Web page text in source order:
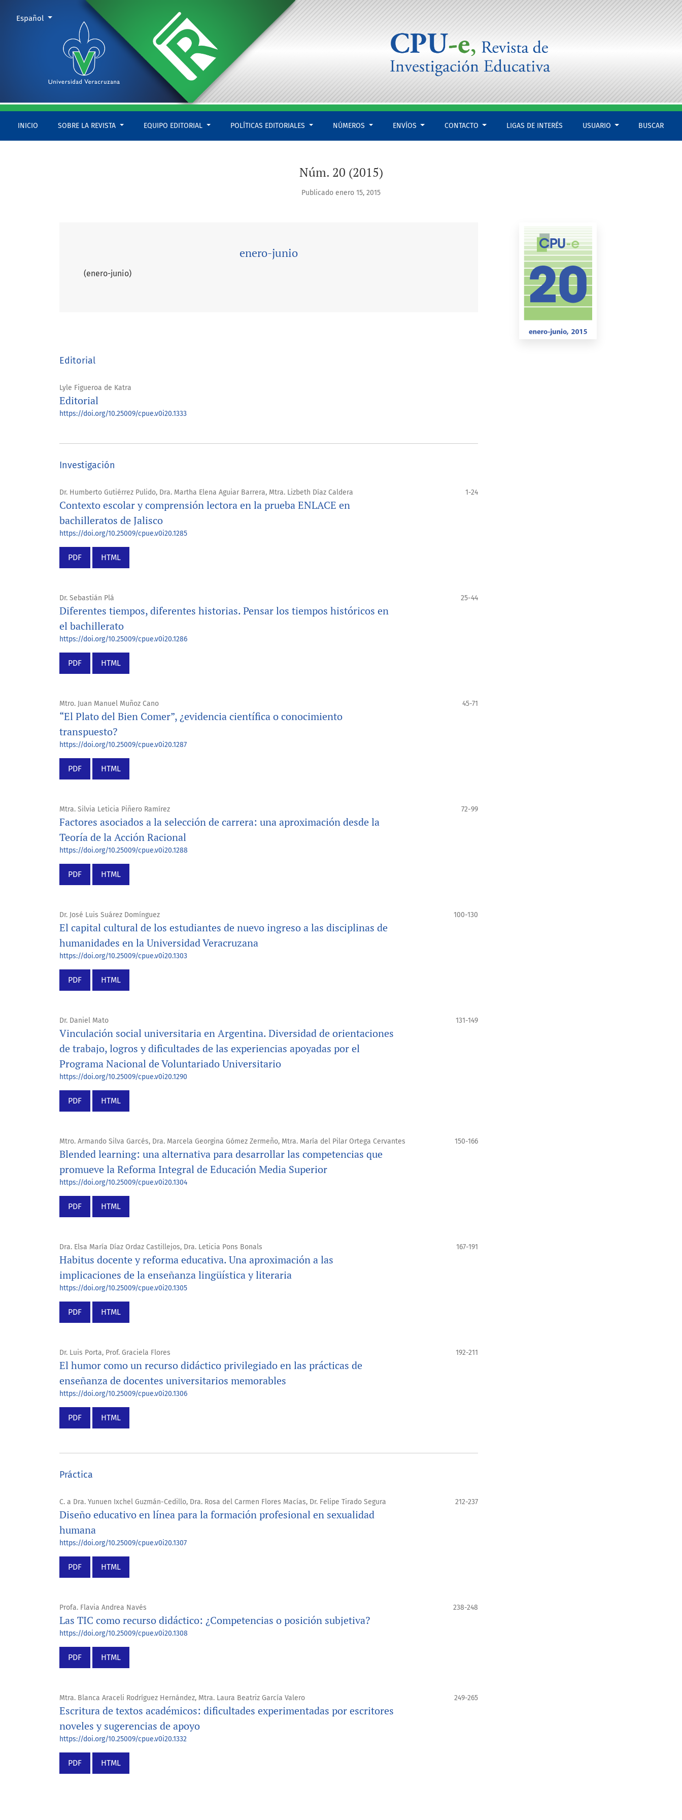
Núm. 20 (2015): enero-junio
INICIO SOBRE LA REVISTA EQUIPO EDITORIAL POLÍTICAS EDITORIALES NÚMEROS ENVÍOS CONTACTO LIGAS DE INTERÉS USUARIO BUSCAR
Cambiar el idioma. El actual es:
Español
Núm. 20 (2015)
Publicado enero 15, 2015
enero-junio
(enero-junio)
Editorial
Lyle Figueroa de Katra
Editorial
https://doi.org/10.25009/cpue.v0i20.1333
Investigación
Dr. Humberto Gutiérrez Pulido, Dra. Martha Elena Aguiar Barrera, Mtra. Lizbeth Díaz Caldera 1-24
Contexto escolar y comprensión lectora en la prueba ENLACE en
bachilleratos de Jalisco
https://doi.org/10.25009/cpue.v0i20.1285
PDF HTML
Dr. Sebastián Plá 25-44
Diferentes tiempos, diferentes historias. Pensar los tiempos históricos en
el bachillerato
https://doi.org/10.25009/cpue.v0i20.1286
PDF HTML
Mtro. Juan Manuel Muñoz Cano 45-71
“El Plato del Bien Comer”, ¿evidencia científica o conocimiento
transpuesto?
https://doi.org/10.25009/cpue.v0i20.1287
PDF HTML
Mtra. Silvia Leticia Piñero Ramírez 72-99
Factores asociados a la selección de carrera: una aproximación desde la
Teoría de la Acción Racional
https://doi.org/10.25009/cpue.v0i20.1288
PDF HTML
Dr. José Luis Suárez Domínguez 100-130
El capital cultural de los estudiantes de nuevo ingreso a las disciplinas de
humanidades en la Universidad Veracruzana
https://doi.org/10.25009/cpue.v0i20.1303
PDF HTML
Dr. Daniel Mato 131-149
Vinculación social universitaria en Argentina. Diversidad de orientaciones
de trabajo, logros y dificultades de las experiencias apoyadas por el
Programa Nacional de Voluntariado Universitario
https://doi.org/10.25009/cpue.v0i20.1290
PDF HTML
Mtro. Armando Silva Garcés, Dra. Marcela Georgina Gómez Zermeño, Mtra. María del Pilar Ortega Cervantes 150-166
Blended learning: una alternativa para desarrollar las competencias que
promueve la Reforma Integral de Educación Media Superior
https://doi.org/10.25009/cpue.v0i20.1304
PDF HTML
Dra. Elsa María Díaz Ordaz Castillejos, Dra. Leticia Pons Bonals 167-191
Habitus docente y reforma educativa. Una aproximación a las
implicaciones de la enseñanza lingüística y literaria
https://doi.org/10.25009/cpue.v0i20.1305
PDF HTML
Dr. Luis Porta, Prof. Graciela Flores 192-211
El humor como un recurso didáctico privilegiado en las prácticas de
enseñanza de docentes universitarios memorables
https://doi.org/10.25009/cpue.v0i20.1306
PDF HTML
Práctica
C. a Dra. Yunuen Ixchel Guzmán-Cedillo, Dra. Rosa del Carmen Flores Macías, Dr. Felipe Tirado Segura 212-237
Diseño educativo en línea para la formación profesional en sexualidad
humana
https://doi.org/10.25009/cpue.v0i20.1307
PDF HTML
Profa. Flavia Andrea Navés 238-248
Las TIC como recurso didáctico: ¿Competencias o posición subjetiva?
https://doi.org/10.25009/cpue.v0i20.1308
PDF HTML
Mtra. Blanca Araceli Rodríguez Hernández, Mtra. Laura Beatriz García Valero 249-265
Escritura de textos académicos: dificultades experimentadas por escritores
noveles y sugerencias de apoyo
https://doi.org/10.25009/cpue.v0i20.1332
PDF HTML